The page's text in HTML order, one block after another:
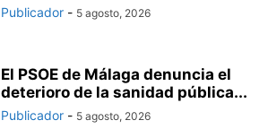
Publicador - 5 agosto, 2026
El PSOE de Málaga denuncia el
deterioro de la sanidad pública...
Publicador - 5 agosto, 2026